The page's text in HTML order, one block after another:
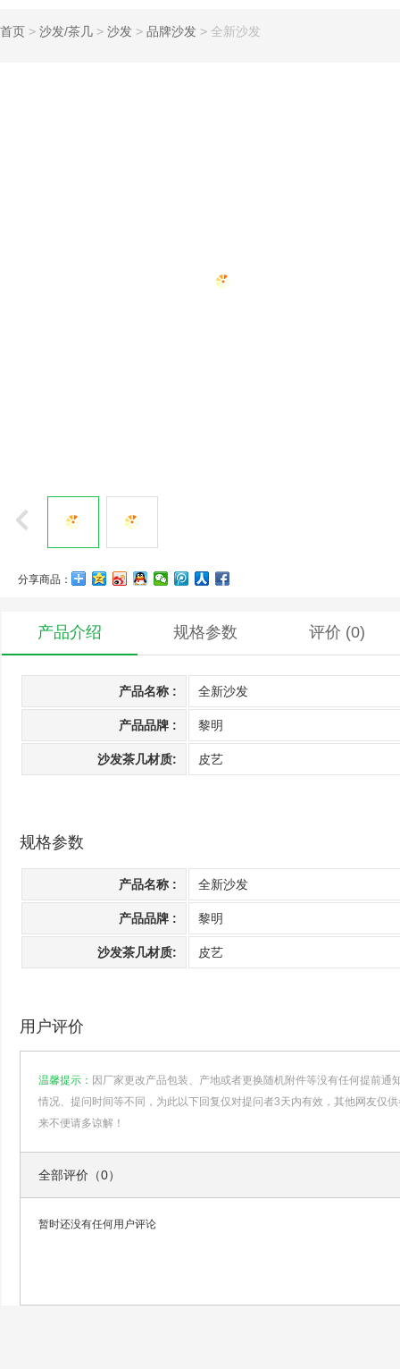
首页 > 沙发/茶几 > 沙发 > 品牌沙发 > 全新沙发
分享商品：
产品介绍 规格参数 评价 (0)
产品名称 : 全新沙发
产品品牌 : 黎明
沙发茶几材质: 皮艺
规格参数
产品名称 : 全新沙发
产品品牌 : 黎明
沙发茶几材质: 皮艺
用户评价
温馨提示： 因厂家更改产品包装、产地或者更换随机附件等没有任何提前通
情况、提问时间等不同，为此以下回复仅对提问者3天内有效，其他网友仅
来不便请多谅解！
全部评价（0）
暂时还没有任何用户评论